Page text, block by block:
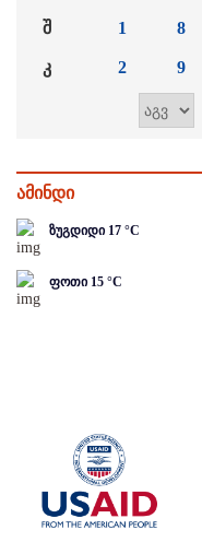
შ
კ
1
2
8
9
ამინდი
ზუგდიდი 17 °C
ფოთი 15 °C